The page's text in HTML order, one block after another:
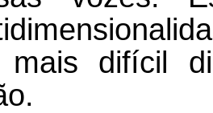
mais difícil